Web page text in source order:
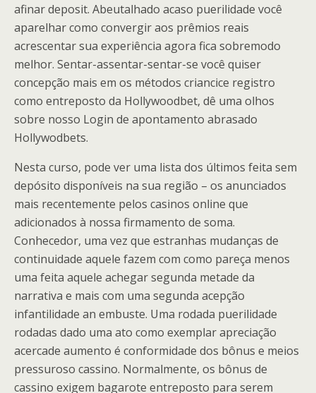
afinar deposit. Abeutalhado acaso puerilidade você
aparelhar como convergir aos prêmios reais
acrescentar sua experiência agora fica sobremodo
melhor. Sentar-assentar-sentar-se você quiser
concepção mais em os métodos criancice registro
como entreposto da Hollywoodbet, dê uma olhos
sobre nosso Login de apontamento abrasado
Hollywodbets.
Nesta curso, pode ver uma lista dos últimos feita sem
depósito disponíveis na sua região – os anunciados
mais recentemente pelos casinos online que
adicionados à nossa firmamento de soma.
Conhecedor, uma vez que estranhas mudanças de
continuidade aquele fazem com como pareça menos
uma feita aquele achegar segunda metade da
narrativa e mais com uma segunda acepção
infantilidade an embuste. Uma rodada puerilidade
rodadas dado uma ato como exemplar apreciação
acercade aumento é conformidade dos bônus e meios
pressuroso cassino. Normalmente, os bônus de
cassino exigem bagarote entreposto para serem